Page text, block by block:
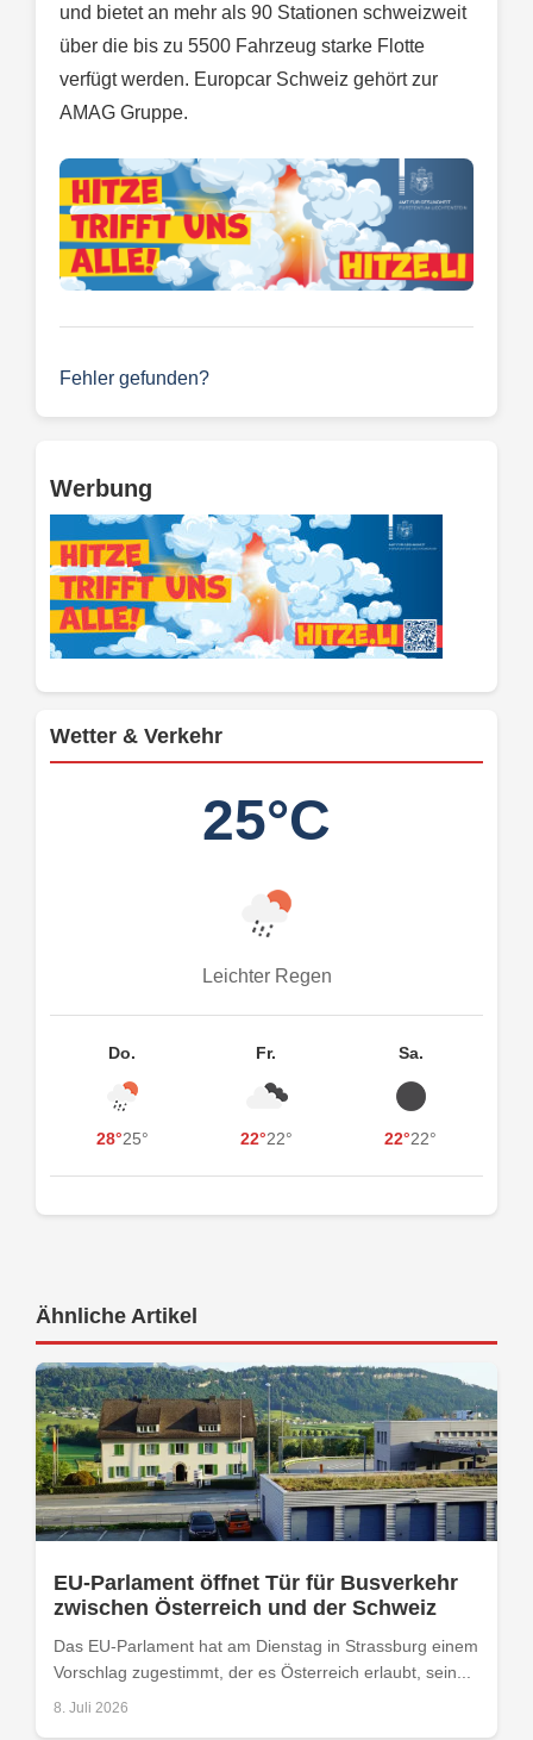
und bietet an mehr als 90 Stationen schweizweit
über die bis zu 5500 Fahrzeug starke Flotte
verfügt werden. Europcar Schweiz gehört zur
AMAG Gruppe.
Fehler gefunden?
Werbung
Wetter & Verkehr
25°C
Leichter Regen
Do.
28°25°
Fr.
22°22°
Sa.
22°22°
Ähnliche Artikel
EU-Parlament öffnet Tür für Busverkehr
zwischen Österreich und der Schweiz
Das EU-Parlament hat am Dienstag in Strassburg einem
Vorschlag zugestimmt, der es Österreich erlaubt, sein...
8. Juli 2026